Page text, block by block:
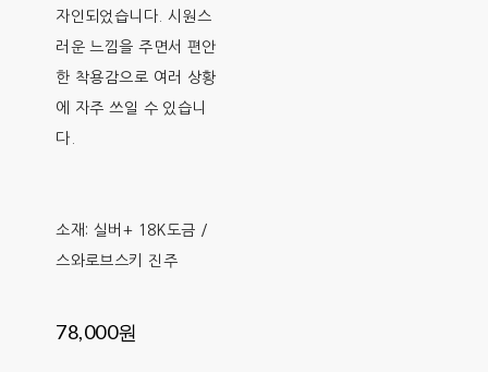
자인되었습니다. 시원스
러운 느낌을 주면서 편안
한 착용감으로 여러 상황
에 자주 쓰일 수 있습니
다.
소재: 실버+ 18K도금 /
스와로브스키 진주
78,000원